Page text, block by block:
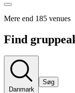
Mere end 185 venues
Find
Danmark
Søg